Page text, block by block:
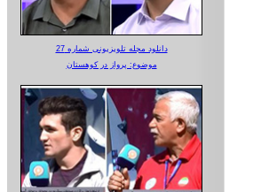
دانلود مجله تلویزیونی شماره 27
موضوع: پرواز در کوهستان